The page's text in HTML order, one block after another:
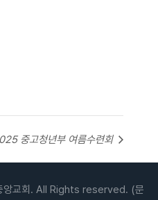
중고청년부 여름수련회
교회. All Rights reserved. (문